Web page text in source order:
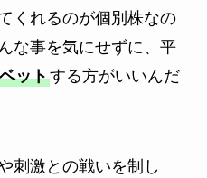
くれるのが個別株なの
な事を気にせずに、平
ットする方がいいんだ
刺激との戦いを制し